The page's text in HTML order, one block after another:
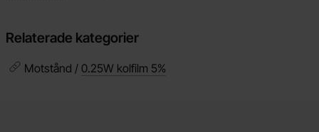
Relaterade kategorier
Motstånd / 0.25W kolfilm 5%